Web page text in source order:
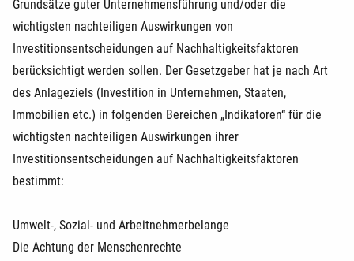
Grundsätze guter Unternehmensführung und/oder die
wichtigsten nachteiligen Auswirkungen von
Investitionsentscheidungen auf Nachhaltigkeitsfaktoren
berücksichtigt werden sollen. Der Gesetzgeber hat je nach Art
des Anlageziels (Investition in Unternehmen, Staaten,
Immobilien etc.) in folgenden Bereichen „Indikatoren“ für die
wichtigsten nachteiligen Auswirkungen ihrer
Investitionsentscheidungen auf Nachhaltigkeitsfaktoren
bestimmt:
Umwelt-, Sozial- und Arbeitnehmerbelange
Die Achtung der Menschenrechte